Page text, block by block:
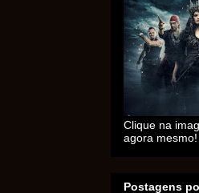
Clique na
agora mesmo!
Postagens